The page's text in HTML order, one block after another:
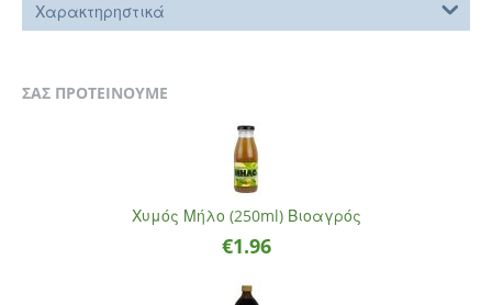
Χαρακτηρηστικά
ΣΑΣ ΠΡΟΤΕΙΝΟΥΜΕ
Χυμός Μήλο (250ml) Βιοαγρός
€1.96